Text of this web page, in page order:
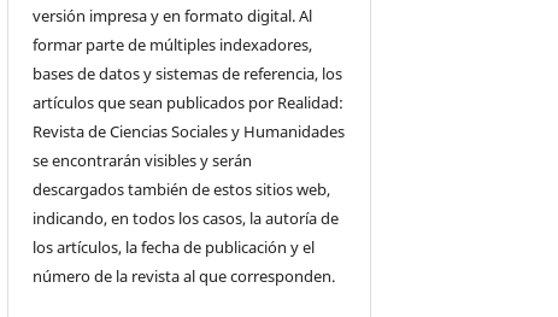
versión impresa y en formato digital. Al
formar parte de múltiples indexadores,
bases de datos y sistemas de referencia, los
artículos que sean publicados por Realidad:
Revista de Ciencias Sociales y Humanidades
se encontrarán visibles y serán
descargados también de estos sitios web,
indicando, en todos los casos, la autoría de
los artículos, la fecha de publicación y el
número de la revista al que corresponden.